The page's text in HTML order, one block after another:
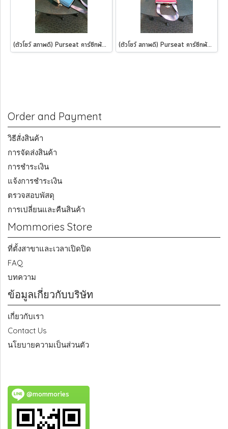
(ตัวโชว์ สภาพดี) Purseat คาร์ซีทพับได้ ฟ้าอมเขียว (ตัวโชว์ สภาพดี) Purseat คาร์ซีทพับได้ สีแดง
Order and Payment
วิธีสั่งสินค้า
การจัดส่งสินค้า
การชำระเงิน
แจ้งการชำระเงิน
ตรวจสอบพัสดุ
การเปลี่ยนและคืนสินค้า
Mommories Store
ที่ตั้งสาขาและเวลาเปิดปิด
FAQ
บทความ
ข้อมูลเกี่ยวกับบริษัท
เกี่ยวกับเรา
Contact Us
นโยบายความเป็นส่วนตัว
@mommories